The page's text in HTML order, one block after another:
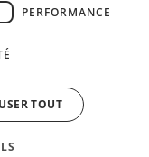
PERFORMANCE
TOUT